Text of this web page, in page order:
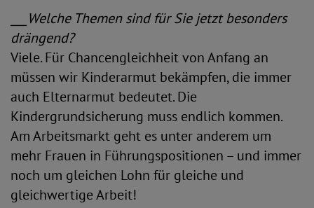
___Welche Themen sind für Sie jetzt besonders
drängend?
Viele. Für Chancengleichheit von Anfang an
müssen wir Kinderarmut bekämpfen, die immer
auch Elternarmut bedeutet. Die
Kindergrundsicherung muss endlich kommen.
Am Arbeitsmarkt geht es unter anderem um
mehr Frauen in Führungspositionen – und immer
noch um gleichen Lohn für gleiche und
gleichwertige Arbeit!